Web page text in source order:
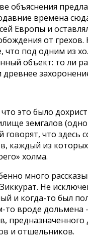
объяснения
времена
Европы и
от
что под одним из
объект: то ли
это было
земгалов
что здесь
каждый из которых
холма.
много
Не
и когда-то был
то вроде дольмена
предназначенного
и отшельников.